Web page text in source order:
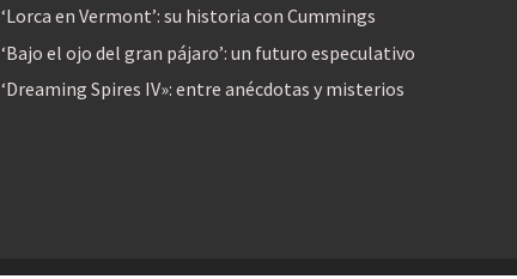
‘Lorca en Vermont’: su historia con Cummings
‘Bajo el ojo del gran pájaro’: un futuro especulativo
‘Dreaming Spires IV»: entre anécdotas y misterios